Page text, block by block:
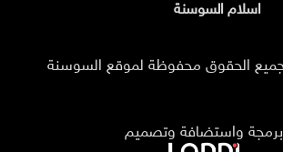
اسلام السوسنة
برمجة واستضافة وتصميم